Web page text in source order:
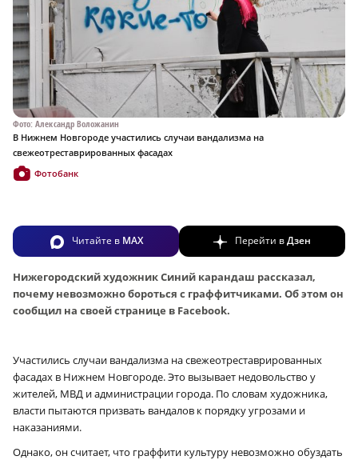
Фото: Александр Воложанин
В Нижнем Новгороде участились случаи вандализма на
свежеотреставрированных фасадах
Фотобанк
Читайте в MAX Перейти вДзен
Нижегородский художник Синий карандаш рассказал,
почему невозможно бороться с граффитчиками. Об этом он
сообщил на своей странице в Facebook.
Участились случаи вандализма на свежеотреставрированных
фасадах в Нижнем Новгороде. Это вызывает недовольство у
жителей, МВД и администрации города. По словам художника,
власти пытаются призвать вандалов к порядку угрозами и
наказаниями.
Однако, он считает, что граффити культуру невозможно обуздать